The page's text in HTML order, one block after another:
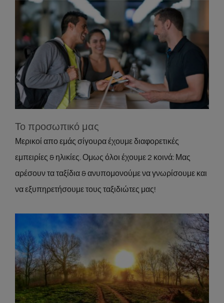
Το προσωπικό μας
About
Το προσωπικό μας
Μερικοί απο εμάς σίγουρα έχουμε διαφορετικές
εμπειρίες & ηλικίες. Ομως όλοι έχουμε 2 κοινά: Μας
αρέσουν τα ταξίδια & ανυπομονούμε να γνωρίσουμε και
να εξυπηρετήσουμε τους ταξιδιώτες μας!
Τελέθριο όρος – Β.Εύβοια
Attractions